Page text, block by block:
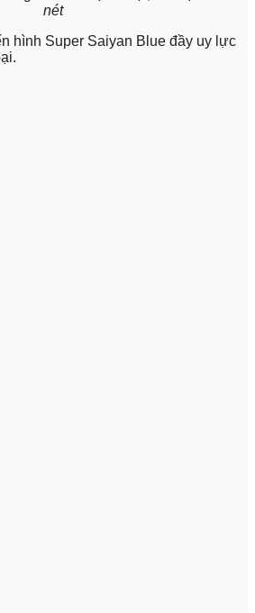
nét
hình Super Saiyan Blue đầy uy lực